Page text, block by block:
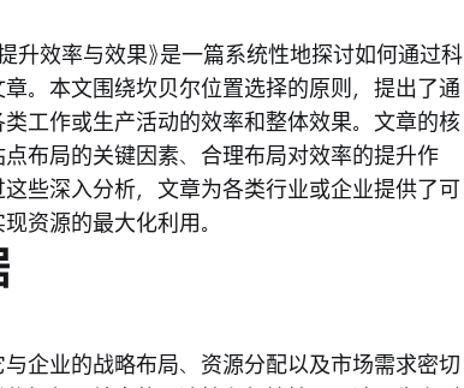
升效率与效果》是一篇系统性地探讨如何通过科
。本文围绕坎贝尔位置选择的原则，提出了通
工作或生产活动的效率和整体效果。文章的核
布局的关键因素、合理布局对效率的提升作
些深入分析，文章为各类行业或企业提供了可
资源的最大化利用。
企业的战略布局、资源分配以及市场需求密切